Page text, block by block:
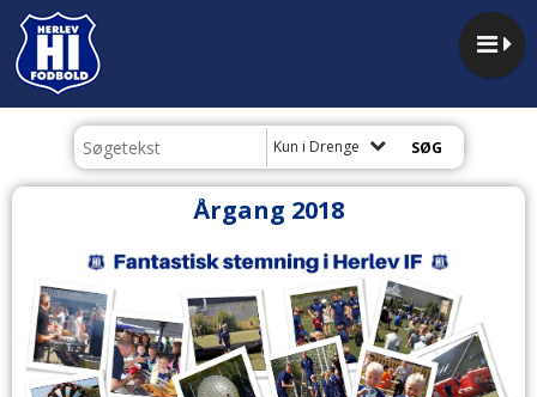
Kun i Drenge
Årgang 2018